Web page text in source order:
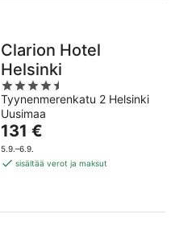
Clarion Hotel
Helsinki
4.5
out
of
5
Tyynenmerenkatu 2 Helsinki
Uusimaa
Hinta
on
131 €
131 €
5.9.–6.9.
sisältää verot ja maksut